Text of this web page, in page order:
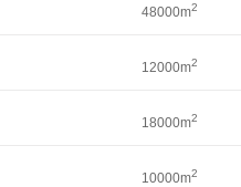
48000m2
12000m2
18000m2
10000m2